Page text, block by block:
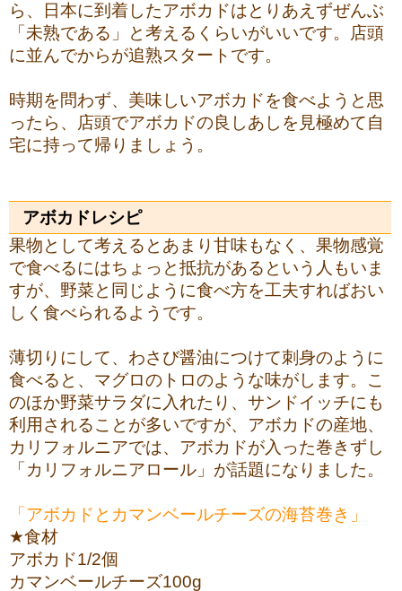
ら、日本に到着したアボカドはとりあえずぜんぶ
「未熟である」と考えるくらいがいいです。店頭
に並んでからが追熟スタートです。
時期を問わず、美味しいアボカドを食べようと思
ったら、店頭でアボカドの良しあしを見極めて自
宅に持って帰りましょう。
アボカドレシピ
果物として考えるとあまり甘味もなく、果物感覚
で食べるにはちょっと抵抗があるという人もいま
すが、野菜と同じように食べ方を工夫すればおい
しく食べられるようです。
薄切りにして、わさび醤油につけて刺身のように
食べると、マグロのトロのような味がします。こ
のほか野菜サラダに入れたり、サンドイッチにも
利用されることが多いですが、アボカドの産地、
カリフォルニアでは、アボカドが入った巻きずし
「カリフォルニアロール」が話題になりました。
「アボカドとカマンベールチーズの海苔巻き」
★食材
アボカド1/2個
カマンベールチーズ100g